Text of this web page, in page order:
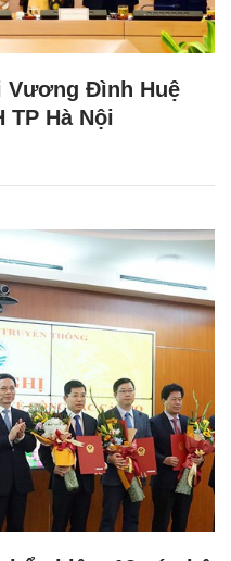
Vương Đình Huệ
Hà Nội